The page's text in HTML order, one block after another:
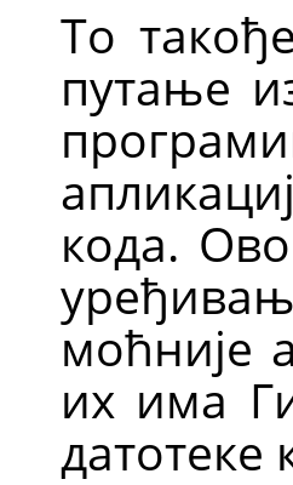
То
путање
кода.
моћније
их има
датотеке